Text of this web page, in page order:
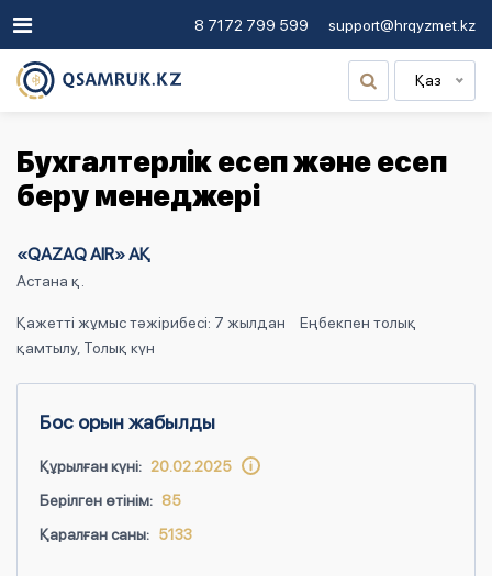
8 7172 799 599 support@hrqyzmet.kz
Қаз
Бухгалтерлік есеп және есеп
беру менеджері
«QAZAQ AIR» АҚ
Астана қ.
Қажетті жұмыс тәжірибесі: 7 жылдан
Еңбекпен толық
қамтылу, Толық күн
Бос орын жабылды
Құрылған күні: 20.02.2025
Берілген өтінім: 85
Қаралған саны: 5133